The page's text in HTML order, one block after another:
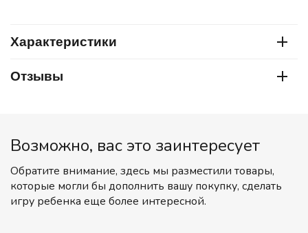
Характеристики
Отзывы
Возможно, вас это заинтересует
Обратите внимание, здесь мы разместили товары,
которые могли бы дополнить вашу покупку, сделать
игру ребенка еще более интересной.